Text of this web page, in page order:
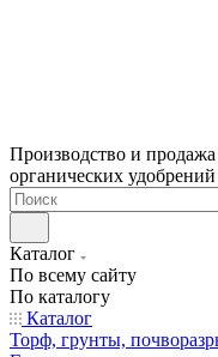
Производство и
органических удобрений
Каталог
По всему сайту
По каталогу
Каталог
Торф, грунты,